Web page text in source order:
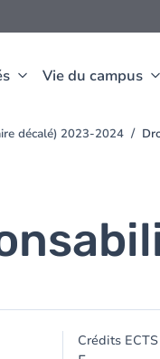
Vie du campus
décalé) 2023-2024
Crédits ECTS